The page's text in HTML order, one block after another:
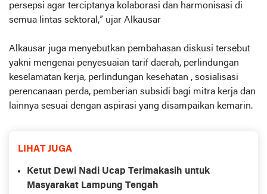
persepsi agar terciptanya kolaborasi dan harmonisasi di
semua lintas sektoral,” ujar Alkausar
Alkausar juga menyebutkan pembahasan diskusi tersebut
yakni mengenai penyesuaian tarif daerah, perlindungan
keselamatan kerja, perlindungan kesehatan , sosialisasi
perencanaan perda, pemberian subsidi bagi mitra kerja dan
lainnya sesuai dengan aspirasi yang disampaikan kemarin.
LIHAT JUGA
Ketut Dewi Nadi Ucap Terimakasih untuk
Masyarakat Lampung Tengah